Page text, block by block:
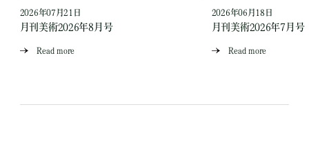
2026年07月21日
月刊美術2026年8月号
Read more
2026年06月18日
月刊美術2026年7月号
Read more